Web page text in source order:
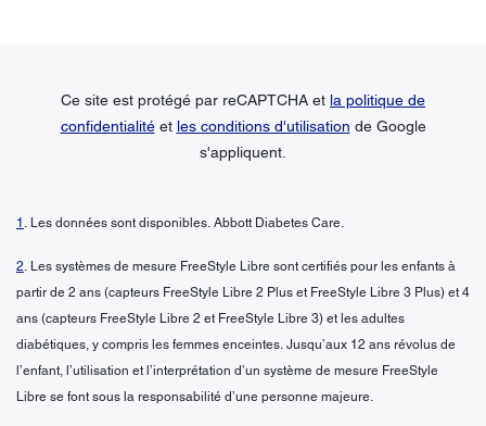
Ce site est protégé par reCAPTCHA et la politique de
confidentialitéet les conditions d'utilisation de Google
s'appliquent.
1 . Les données sont disponibles. Abbott Diabetes Care.
2. Les systèmes de mesure FreeStyle Libre sont certifiés pour les enfants à
partir de 2 ans (capteurs FreeStyle Libre 2 Plus et FreeStyle Libre 3 Plus) et 4
ans (capteurs FreeStyle Libre 2 et FreeStyle Libre 3) et les adultes
diabétiques, y compris les femmes enceintes. Jusqu’aux 12 ans révolus de
l’enfant, l’utilisation et l’interprétation d’un système de mesure FreeStyle
Libre se font sous la responsabilité d’une personne majeure.